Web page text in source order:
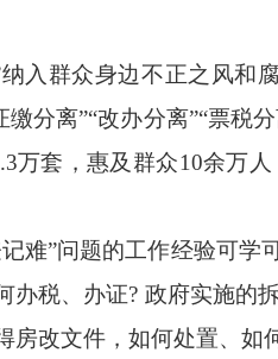
群众身边不正之风和
分离”“改办分离”“票税
万套，惠及群众10余万
”问题的工作经验可学
税、办证? 政府实施的
改文件，如何处置、如